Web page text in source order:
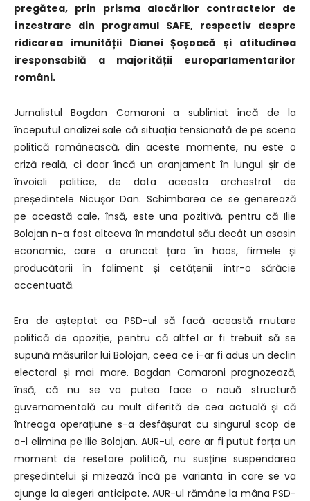
pregătea, prin prisma alocărilor contractelor de
înzestrare din programul SAFE, respectiv despre
ridicarea imunității Dianei Șoșoacă și atitudinea
iresponsabilă a majorității europarlamentarilor
români.
Jurnalistul Bogdan Comaroni a subliniat încă de la
începutul analizei sale că situația tensionată de pe scena
politică românească, din aceste momente, nu este o
criză reală, ci doar încă un aranjament în lungul șir de
învoieli politice, de data aceasta orchestrat de
președintele Nicușor Dan. Schimbarea ce se generează
pe această cale, însă, este una pozitivă, pentru că Ilie
Bolojan n-a fost altceva în mandatul său decât un asasin
economic, care a aruncat țara în haos, firmele și
producătorii în faliment și cetățenii într-o sărăcie
accentuată.
Era de așteptat ca PSD-ul să facă această mutare
politică de opoziție, pentru că altfel ar fi trebuit să se
supună măsurilor lui Bolojan, ceea ce i-ar fi adus un declin
electoral și mai mare. Bogdan Comaroni prognozează,
însă, că nu se va putea face o nouă structură
guvernamentală cu mult diferită de cea actuală și că
întreaga operațiune s-a desfășurat cu singurul scop de
a-l elimina pe Ilie Bolojan. AUR-ul, care ar fi putut forța un
moment de resetare politică, nu susține suspendarea
președintelui și mizează încă pe varianta în care se va
ajunge la alegeri anticipate. AUR-ul rămâne la mâna PSD-